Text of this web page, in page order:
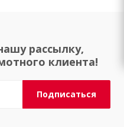
рассылку,
клиента!